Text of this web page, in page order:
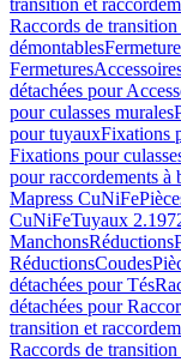
transition et
Raccords de
démontables
Fermetures
détachées pour
pour culasses murales
pour tuyauxFixations
Fixations pour
pour raccordements à
Mapress CuNiFe
CuNiFeTuyaux
ManchonsRéductions
RéductionsCoudes
détachées pour Tés
détachées pour
transition et
Raccords de